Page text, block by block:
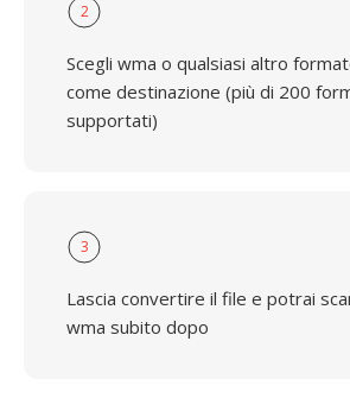
2
Scegli wma o qualsiasi altro
come destinazione (più di 200
supportati)
3
Lascia convertire il file e potrai
wma subito dopo